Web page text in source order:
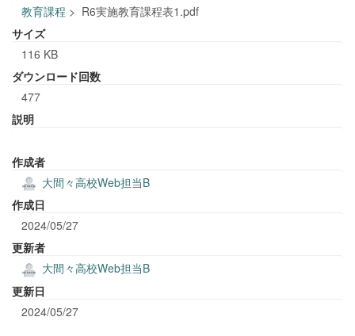
教育課程 > R6実施教育課程表1.pdf
サイズ
116 KB
ダウンロード回数
477
説明
作成者
大間々高校Web担当B
作成日
2024/05/27
更新者
大間々高校Web担当B
更新日
2024/05/27